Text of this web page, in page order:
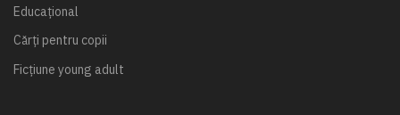
Educațional
Cărți pentru copii
Ficțiune young adult